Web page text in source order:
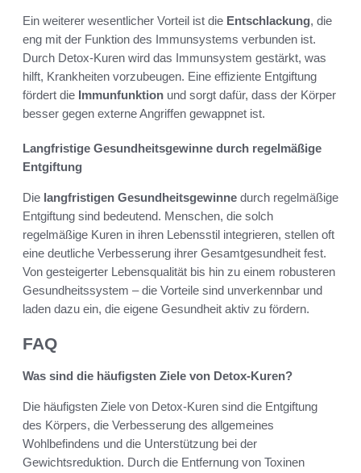
Ein weiterer wesentlicher Vorteil ist die Entschlackung, die
eng mit der Funktion des Immunsystems verbunden ist.
Durch Detox-Kuren wird das Immunsystem gestärkt, was
hilft, Krankheiten vorzubeugen. Eine effiziente Entgiftung
fördert die Immunfunktion und sorgt dafür, dass der Körper
besser gegen externe Angriffen gewappnet ist.
Langfristige Gesundheitsgewinne durch regelmäßige
Entgiftung
Die langfristigen Gesundheitsgewinne durch regelmäßige
Entgiftung sind bedeutend. Menschen, die solch
regelmäßige Kuren in ihren Lebensstil integrieren, stellen oft
eine deutliche Verbesserung ihrer Gesamtgesundheit fest.
Von gesteigerter Lebensqualität bis hin zu einem robusteren
Gesundheitssystem – die Vorteile sind unverkennbar und
laden dazu ein, die eigene Gesundheit aktiv zu fördern.
FAQ
Was sind die häufigsten Ziele von Detox-Kuren?
Die häufigsten Ziele von Detox-Kuren sind die Entgiftung
des Körpers, die Verbesserung des allgemeines
Wohlbefindens und die Unterstützung bei der
Gewichtsreduktion. Durch die Entfernung von Toxinen